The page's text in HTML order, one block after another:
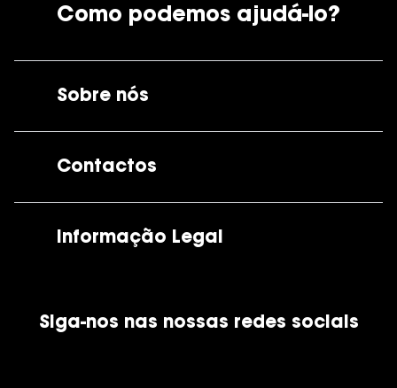
Como podemos ajudá-lo?
Sobre nós
Contactos
Informação Legal
Política de Cookies
Siga-nos nas nossas redes sociais